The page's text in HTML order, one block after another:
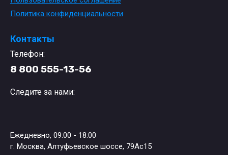
Политика конфиденциальности
Контакты
Телефон:
8 800 555-13-56
Следите за нами:
Ежедневно, 09:00 - 18:00
г. Москва, Алтуфьевское шоссе, 79Ас15